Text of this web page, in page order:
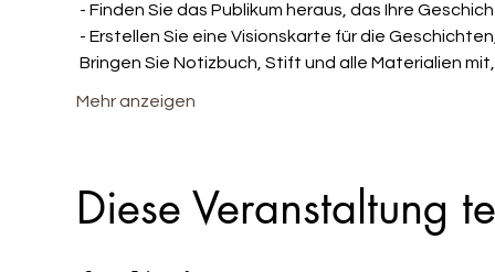
- Finden Sie das Publikum heraus, das Ihre
- Erstellen Sie eine Visionskarte für die
Bringen Sie Notizbuch, Stift und alle Materialien
Mehr anzeigen
Diese Veranstaltung